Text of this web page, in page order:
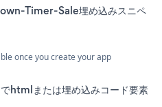
Timer-Sale埋め込みスニペ
once you create your app
htmlまたは埋め込みコード要素